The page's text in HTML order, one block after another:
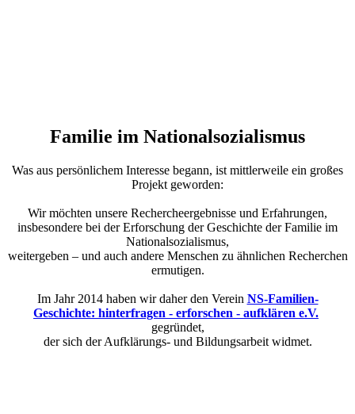
Familie im Nationalsozialismus
Was aus persönlichem Interesse begann, ist mittlerweile ein großes
Projekt geworden:
Wir möchten unsere Rechercheergebnisse und Erfahrungen,
insbesondere bei der Erforschung der Geschichte der Familie im
Nationalsozialismus,
weitergeben – und auch andere Menschen zu ähnlichen Recherchen
ermutigen.
Im Jahr 2014 haben wir daher den Verein NS-Familien-
Geschichte: hinterfragen - erforschen - aufklären e.V.
gegründet,
der sich der Aufklärungs- und Bildungsarbeit widmet.